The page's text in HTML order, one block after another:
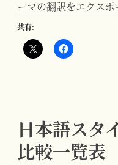
ーマの翻訳をエクスポ
共有:
日本語スタ
比較一覧表